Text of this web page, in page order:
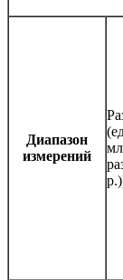
Диапазон
измерений